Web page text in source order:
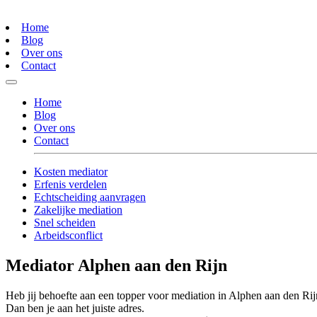
Home
Blog
Over ons
Contact
Home
Blog
Over ons
Contact
Kosten mediator
Erfenis verdelen
Echtscheiding aanvragen
Zakelijke mediation
Snel scheiden
Arbeidsconflict
Mediator Alphen aan den Rijn
Heb jij behoefte aan een topper voor mediation in Alphen aan den
Dan ben je aan het juiste adres.